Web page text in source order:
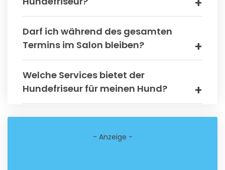
Darf ich während des gesamten
Termins im Salon bleiben?
Welche Services bietet der
Hundefriseur für meinen Hund?
- Anzeige -